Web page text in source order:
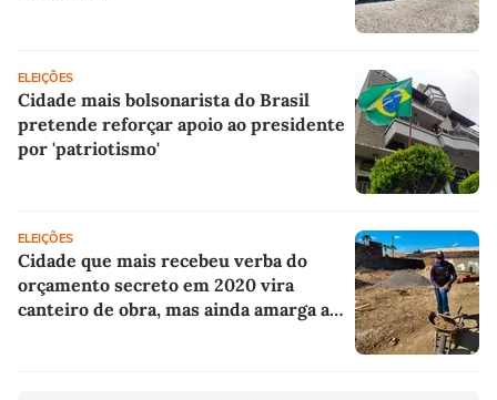
ELEIÇÕES
Cidade mais bolsonarista do Brasil
pretende reforçar apoio ao presidente
por 'patriotismo'
ELEIÇÕES
Cidade que mais recebeu verba do
orçamento secreto em 2020 vira
canteiro de obra, mas ainda amarga a